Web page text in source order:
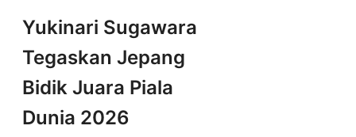
Yukinari Sugawara
Tegaskan Jepang
Bidik Juara Piala
Dunia 2026